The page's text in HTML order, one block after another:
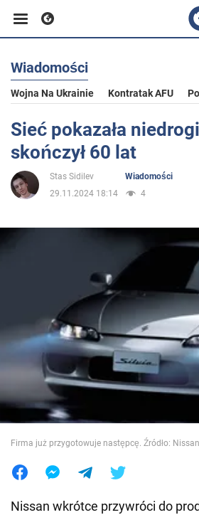
Biznes
Sport
Rozrywka
Społeczeństwo
Wojna na Ukrainie
Świat
Jedzenie
Wiadomości
Wojna Na Ukrainie Kontratak AFU
Sieć pokazała
skończył 60 lat
Stas Sidilev
Wiadomości
29.11.2024 18:14
4
Firma już przygotowuje następcę. Źródło: Nissan
Nissan wkrótce przywróci do